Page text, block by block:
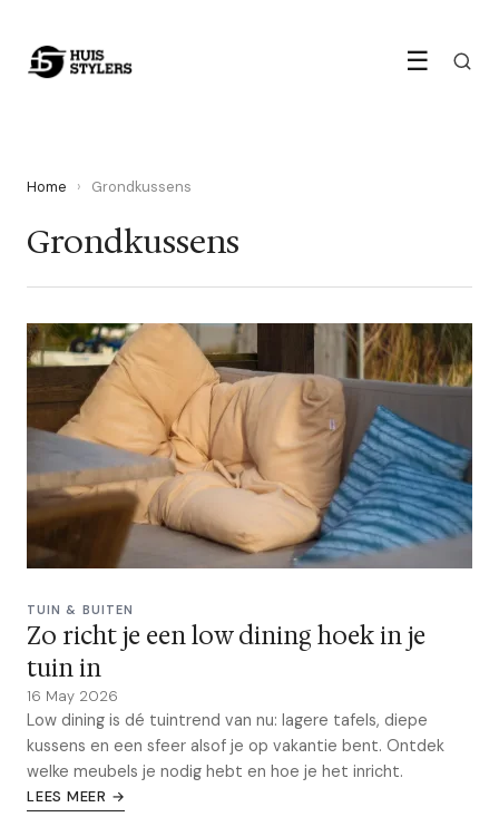
☰
Home › Grondkussens
Grondkussens
TUIN & BUITEN
Zo richt je een low dining hoek in je
tuin in
16 May 2026
Low dining is dé tuintrend van nu: lagere tafels, diepe
kussens en een sfeer alsof je op vakantie bent. Ontdek
welke meubels je nodig hebt en hoe je het inricht.
LEES MEER →